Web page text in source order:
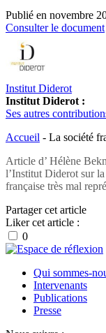
Publié en novembre
Consulter le document
Institut Diderot
Institut Diderot :
Ses autres
Accueil - La société
Article d’ Hélène
l’Institut Diderot sur
française très mal
Partager cet article
Liker cet article :
0
Qui sommes-
Intervenants
Publications
Presse